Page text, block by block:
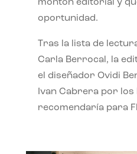
montón editorial y
oportunidad.
Tras la lista de
Carla Berrocal, la
el diseñador Ovidi
Ivan Cabrera por
recomendaría para